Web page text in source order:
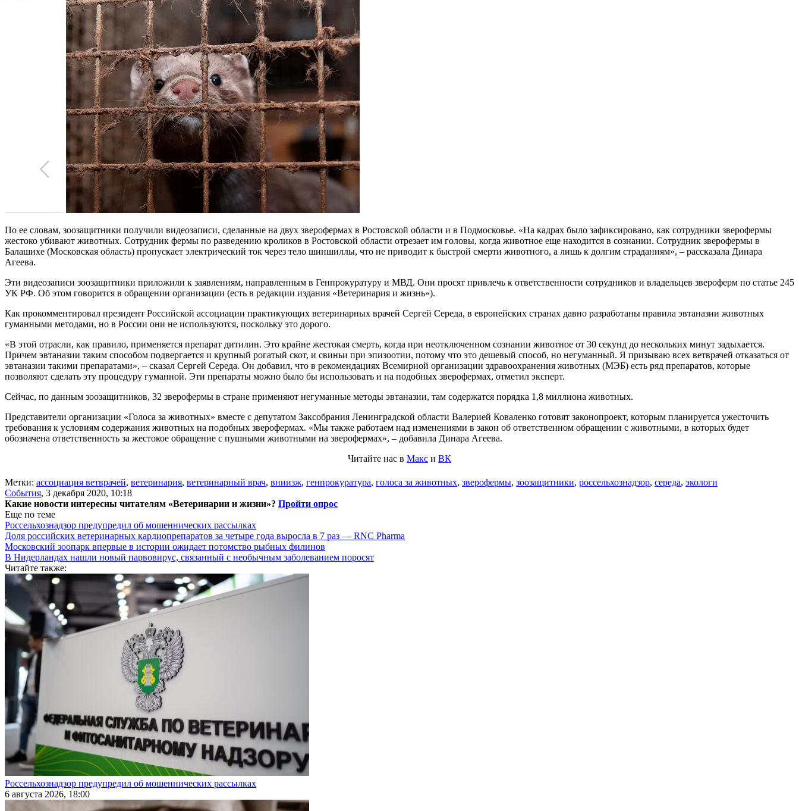
По ее словам, зоозащитники получили видеозаписи, сделанные на двух зверофермах в Ростовской области и в Подмосковье. «На кадрах было зафиксировано, как сотрудники зверофермы
жестоко убивают животных. Сотрудник фермы по разведению кроликов в Ростовской области отрезает им головы, когда животное еще находится в сознании. Сотрудник зверофермы в
Балашихе (Московская область) пропускает электрический ток через тело шиншиллы, что не приводит к быстрой смерти животного, а лишь к долгим страданиям», – рассказала Динара
Агеева.
Эти видеозаписи зоозащитники приложили к заявлениям, направленным в Генпрокуратуру и МВД. Они просят привлечь к ответственности сотрудников и владельцев звероферм по статье 245
УК РФ. Об этом говорится в обращении организации (есть в редакции издания «Ветеринария и жизнь»).
Как прокомментировал президент Российской ассоциации практикующих ветеринарных врачей Сергей Середа, в европейских странах давно разработаны правила эвтаназии животных
гуманными методами, но в России они не используются, поскольку это дорого.
«В этой отрасли, как правило, применяется препарат дитилин. Это крайне жестокая смерть, когда при неотключенном сознании животное от 30 секунд до нескольких минут задыхается.
Причем эвтаназии таким способом подвергается и крупный рогатый скот, и свиньи при эпизоотии, потому что это дешевый способ, но негуманный. Я призываю всех ветврачей отказаться от
эвтаназии такими препаратами», – сказал Сергей Середа. Он добавил, что в рекомендациях Всемирной организации здравоохранения животных (МЭБ) есть ряд препаратов, которые
позволяют сделать эту процедуру гуманной. Эти препараты можно было бы использовать и на подобных зверофермах, отметил эксперт.
Сейчас, по данным зоозащитников, 32 зверофермы в стране применяют негуманные методы эвтаназии, там содержатся порядка 1,8 миллиона животных.
Представители организации «Голоса за животных» вместе с депутатом Заксобрания Ленинградской области Валерией Коваленко готовят законопроект, которым планируется ужесточить
требования к условиям содержания животных на подобных зверофермах. «Мы также работаем над изменениями в закон об ответственном обращении с животными, в которых будет
обозначена ответственность за жестокое обращение с пушными животными на зверофермах», – добавила Динара Агеева.
Читайте нас в Макс и ВК
Метки: ассоциация ветврачей, ветеринария, ветеринарный врач, вниизж, генпрокуратура, голоса за животных, зверофермы, зоозащитники, россельхознадзор, середа, экологи
События, 3 декабря 2020, 10:18
Какие новости интересны читателям «Ветеринарии и жизни»? Пройти опрос
Еще по теме
Россельхознадзор предупредил об мошеннических рассылках
Доля российских ветеринарных кардиопрепаратов за четыре года выросла в 7 раз — RNC Pharma
Московский зоопарк впервые в истории ожидает потомство рыбных филинов
В Нидерландах нашли новый парвовирус, связанный с необычным заболеванием поросят
Читайте также:
Россельхознадзор предупредил об мошеннических рассылках
6 августа 2026, 18:00